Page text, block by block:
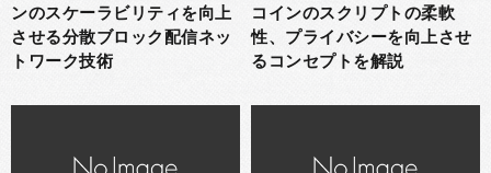
ンのスケーラビリティを向上
させる分散ブロック配信ネッ
トワーク技術
コインのスクリプトの柔軟
性、プライバシーを向上させ
るコンセプトを解説